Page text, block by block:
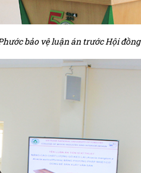
bảo vệ luận án trước Hội đồng